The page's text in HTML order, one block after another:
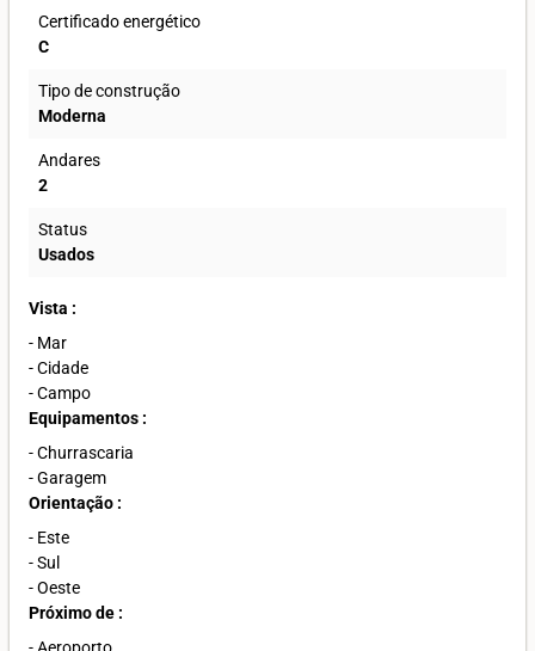
Certificado energético
C
Tipo de construção
Moderna
Andares
2
Status
Usados
Vista :
- Mar
- Cidade
- Campo
Equipamentos :
- Churrascaria
- Garagem
Orientação :
- Este
- Sul
- Oeste
Próximo de :